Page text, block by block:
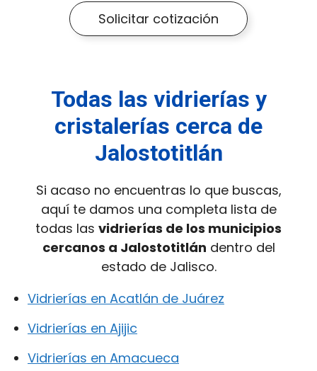
Solicitar cotización
Todas las vidrierías y
cristalerías cerca de
Jalostotitlán
Si acaso no encuentras lo que buscas,
aquí te damos una completa lista de
todas las vidrierías de los municipios
cercanos a Jalostotitlán dentro del
estado de Jalisco.
Vidrierías en Acatlán de Juárez
Vidrierías en Ajijic
Vidrierías en Amacueca